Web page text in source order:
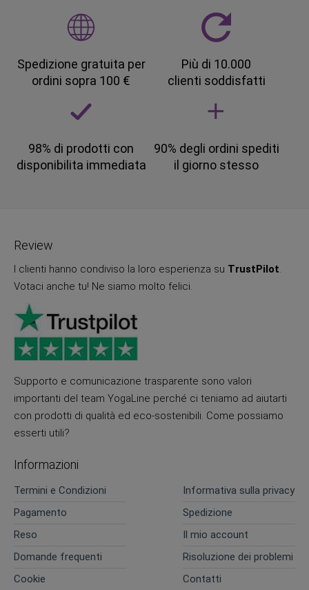
Spedizione gratuita per
ordini sopra 100 €
Più di 10.000
clienti soddisfatti
98% di prodotti con
disponibilita immediata
90% degli ordini spediti
il giorno stesso
Review
I clienti hanno condiviso la loro esperienza su TrustPilot.
Votaci anche tu! Ne siamo molto felici.
Supporto e comunicazione trasparente sono valori
importanti del team YogaLine perché ci teniamo ad aiutarti
con prodotti di qualità ed eco-sostenibili. Come possiamo
esserti utili?
Informazioni
Termini e Condizioni
Informativa sulla privacy
Pagamento
Spedizione
Reso
Il mio account
Domande frequenti
Risoluzione dei problemi
Cookie
Contatti